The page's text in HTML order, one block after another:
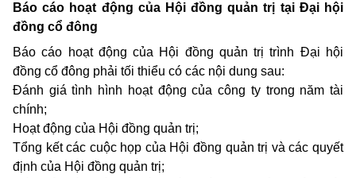
Báo cáo hoạt động của Hội đồng quản trị tại Đại hội
đồng cổ đông
Báo cáo hoạt động của Hội đồng quản trị trình Đại hội
đồng cổ đông phải tối thiểu có các nội dung sau:
Đánh giá tình hình hoạt động của công ty trong năm tài
chính;
Hoạt động của Hội đồng quản trị;
Tổng kết các cuộc họp của Hội đồng quản trị và các quyết
định của Hội đồng quản trị;